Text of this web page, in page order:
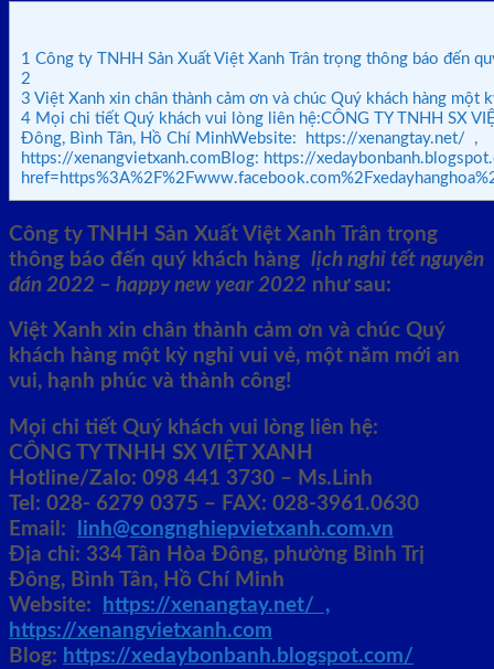
1 Công ty TNHH Sản Xuất Việt Xanh Trân trọng thông báo đến
2
3 Việt Xanh xin chân thành cảm ơn và chúc Quý khách hàng
4 Mọi chi tiết Quý khách vui lòng liên hệ:CÔNG TY TNHH SX
Đông, Bình Tân, Hồ Chí MinhWebsite: https://xenangtay.net/ ,
https://xenangvietxanh.comBlog: https://
Công ty TNHH Sản Xuất Việt Xanh Trân trọng
thông báo đến quý khách hàng lịch nghỉ tết nguyên
đán 2022 – happy new year 2022 như sau:
Việt Xanh xin chân thành cảm ơn và chúc Quý
khách hàng một kỳ nghỉ vui vẻ, một năm mới an
vui, hạnh phúc và thành công!
Mọi chi tiết Quý khách vui lòng liên hệ:
CÔNG TY TNHH SX VIỆT XANH
Hotline/Zalo: 098 441 3730 – Ms.Linh
Tel: 028- 6279 0375 – FAX: 028-3961.0630
Email:
linh@congnghiepvietxanh.com.vn
Địa chỉ: 334 Tân Hòa Đông, phường Bình Trị
Đông, Bình Tân, Hồ Chí Minh
Website:
https://xenangtay.net/ ,
https://xenangvietxanh.com
Blog: https://xedaybonbanh.blogspot.com/